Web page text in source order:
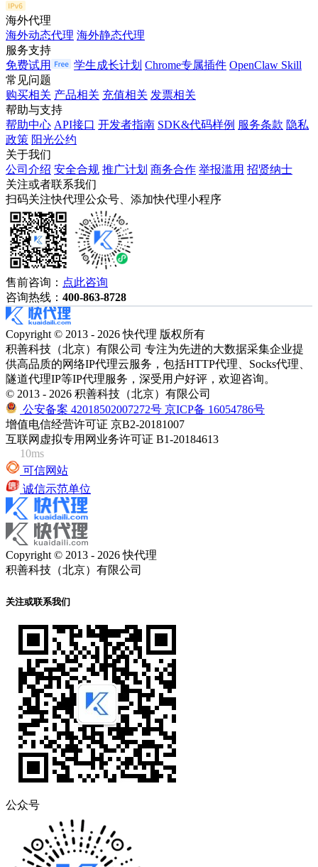
海外代理
海外动态代理 海外静态代理
服务支持
免费试用
学生成长计划 Chrome专属插件 OpenClaw Skill
常见问题
购买相关 产品相关 充值相关 发票相关
帮助与支持
帮助中心 API接口 开发者指南 SDK&代码样例 服务条款 隐私
政策 阳光公约
关于我们
公司介绍 安全合规 推广计划 商务合作 举报滥用 招贤纳士
关注或者联系我们
扫码关注快代理公众号、添加快代理小程序
售前咨询： 点此咨询
咨询热线： 400-863-8728
Copyright © 2013 - 2026 快代理 版权所有
积善科技（北京）有限公司 专注为先进的大数据采集企业提
供高品质的网络IP代理云服务，包括HTTP代理、Socks代理、
隧道代理IP等IP代理服务，深受用户好评，欢迎咨询。
© 2013 - 2026 积善科技（北京）有限公司
公安备案 42018502007272号 京ICP备 16054786号
增值电信经营许可证 京B2-20181007
互联网虚拟专用网业务许可证 B1-20184613
10ms
可信网站
诚信示范单位
Copyright © 2013 - 2026 快代理
积善科技（北京）有限公司
关注或联系我们
公众号